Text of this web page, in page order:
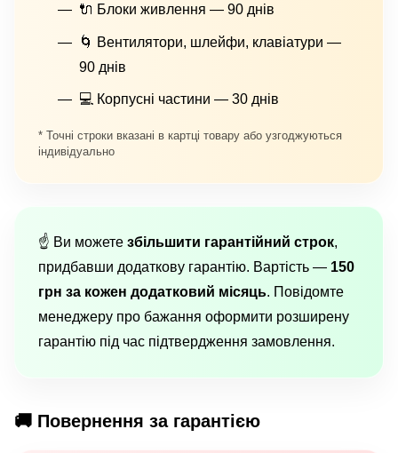
🔌 Блоки живлення — 90 днів
🌀 Вентилятори, шлейфи, клавіатури —
90 днів
💻 Корпусні частини — 30 днів
* Точні строки вказані в картці товару або узгоджуються
індивідуально
☝️ Ви можете збільшити гарантійний строк,
придбавши додаткову гарантію. Вартість — 150
грн за кожен додатковий місяць. Повідомте
менеджеру про бажання оформити розширену
гарантію під час підтвердження замовлення.
🚚 Повернення за гарантією